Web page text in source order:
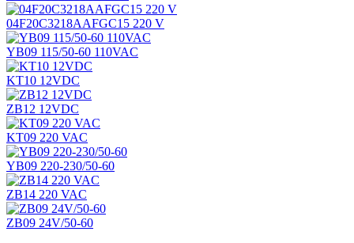
04F20C3218AAFGC15 220 V
YB09 115/50-60 110VAC
KT10 12VDC
ZB12 12VDC
KT09 220 VAC
YB09 220-230/50-60
ZB14 220 VAC
ZB09 24V/50-60